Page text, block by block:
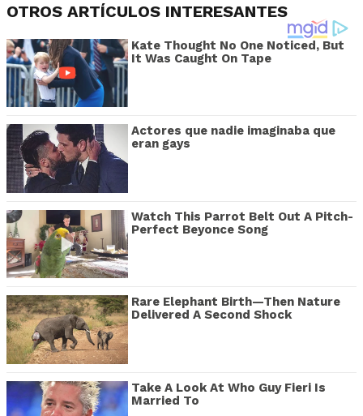
OTROS ARTÍCULOS INTERESANTES
Kate Thought No One Noticed, But
It Was Caught On Tape
Actores que nadie imaginaba que
eran gays
Watch This Parrot Belt Out A Pitch-
Perfect Beyonce Song
Rare Elephant Birth—Then Nature
Delivered A Second Shock
Take A Look At Who Guy Fieri Is
Married To